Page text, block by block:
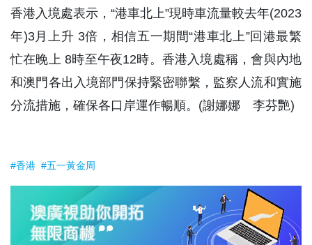
香港入境處表示，“港車北上”現時車流量較去年(2023
年)3月上升 3倍，相信五一期間“港車北上”回港最繁
忙在晚上 8時至午夜12時。香港入境處稱，會與內地
和澳門各出入境部門保持緊密聯繫，監察人流和實施
分流措施，確保各口岸運作暢順。(謝娜娜 李芬艷)
#香港 #五一黃金周